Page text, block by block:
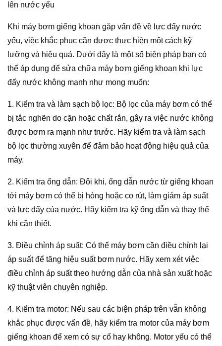
lên nước yếu
Khi máy bơm giếng khoan gặp vấn đề về lực đẩy nước
yếu, việc khắc phục cần được thực hiện một cách kỹ
lưỡng và hiệu quả. Dưới đây là một số biện pháp bạn có
thể áp dụng để sửa chữa máy bơm giếng khoan khi lực
đẩy nước không mạnh như mong muốn:
1. Kiểm tra và làm sạch bộ lọc: Bộ lọc của máy bơm có thể
bị tắc nghẽn do cặn hoặc chất rắn, gây ra việc nước không
được bơm ra mạnh như trước. Hãy kiểm tra và làm sạch
bộ lọc thường xuyên để đảm bảo hoạt động hiệu quả của
máy.
2. Kiểm tra ống dẫn: Đôi khi, ống dẫn nước từ giếng khoan
tới máy bơm có thể bị hỏng hoặc co rút, làm giảm áp suất
và lực đẩy của nước. Hãy kiểm tra kỹ ống dẫn và thay thế
khi cần thiết.
3. Điều chỉnh áp suất: Có thể máy bơm cần điều chỉnh lại
áp suất để tăng hiệu suất bơm nước. Hãy xem xét việc
điều chỉnh áp suất theo hướng dẫn của nhà sản xuất hoặc
kỹ thuật viên chuyên nghiệp.
4. Kiểm tra motor: Nếu sau các biện pháp trên vẫn không
khắc phục được vấn đề, hãy kiểm tra motor của máy bơm
giếng khoan để xem có sự cố hay không. Motor yếu có thể